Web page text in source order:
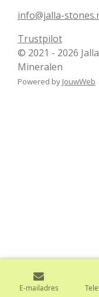
info@jalla-
Trustpilot
© 2021 - 2026
Mineralen
Powered by JouwWeb
E-mailadres